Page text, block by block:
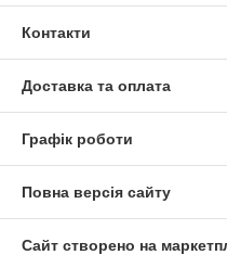
Контакти
Доставка та оплата
Графік роботи
Повна версія сайту
Сайт створено на